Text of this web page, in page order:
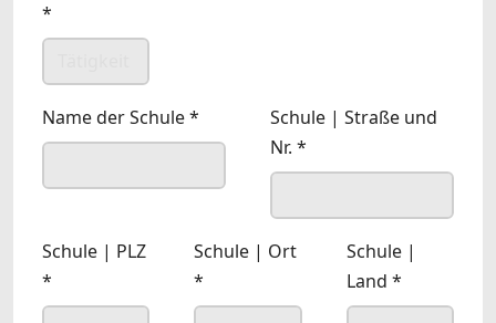
*
Name der Schule*
Schule | Straße und
Nr. *
Schule | PLZ
*
Schule | Ort
*
Schule |
Land *